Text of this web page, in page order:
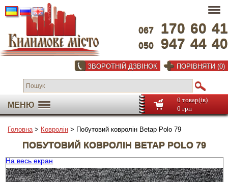
067 170 60 41
050 947 44 40
ЗВОРОТНІЙ ДЗВІНОК ПОРІВНЯТИ (0)
МЕНЮ
0 товар(ів)
0 грн
Головна> Ковролін > Побутовий ковролін Betap Polo 79
ПОБУТОВИЙ КОВРОЛІН BETAP POLO 79
На весь екран